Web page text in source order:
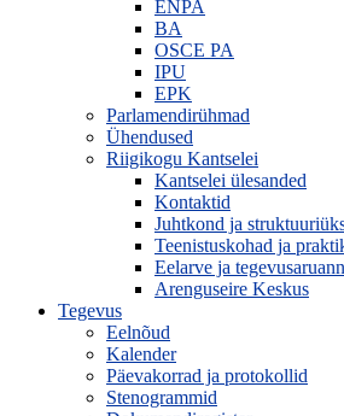
ENPA
BA
OSCE PA
IPU
EPK
Parlamendirühmad
Ühendused
Riigikogu Kantselei
Kantselei ülesanded
Kontaktid
Juhtkond ja
Teenistuskohad ja
Eelarve ja
Arenguseire Keskus
Tegevus
Eelnõud
Kalender
Päevakorrad ja protokollid
Stenogrammid